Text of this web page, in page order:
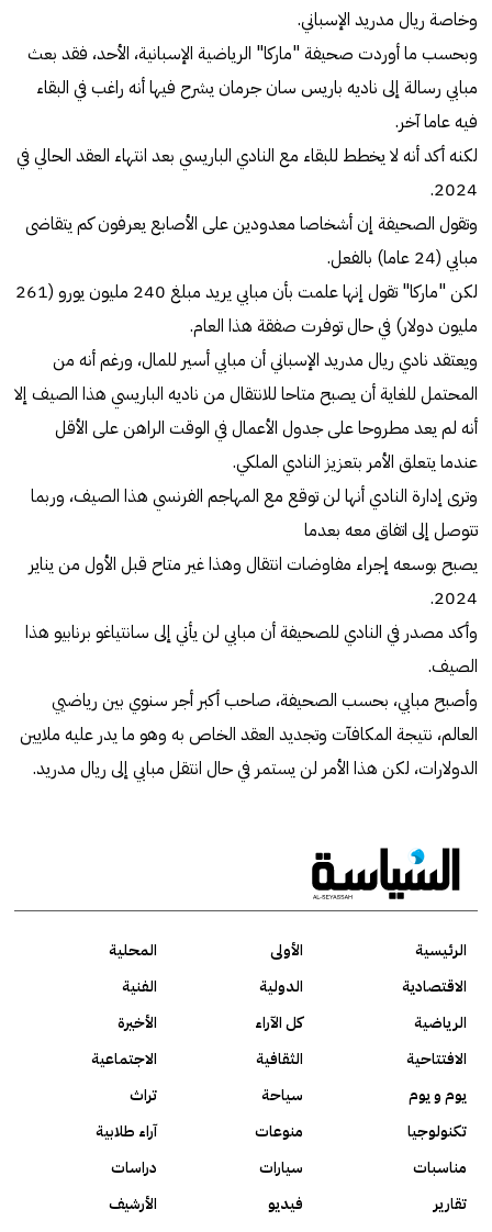
وخاصة ريال مدريد الإسباني.
وبحسب ما أوردت صحيفة "ماركا" الرياضية الإسبانية، الأحد، فقد بعث
مبابي رسالة إلى ناديه باريس سان جرمان يشرح فيها أنه راغب في البقاء
فيه عاما آخر.
لكنه أكد أنه لا يخطط للبقاء مع النادي الباريسي بعد انتهاء العقد الحالي في
2024.
وتقول الصحيفة إن أشخاصا معدودين على الأصابع يعرفون كم يتقاضى
مبابي (24 عاما) بالفعل.
لكن "ماركا" تقول إنها علمت بأن مبابي يريد مبلغ 240 مليون يورو (261
مليون دولار) في حال توفرت صفقة هذا العام.
ويعتقد نادي ريال مدريد الإسباني أن مبابي أسير للمال، ورغم أنه من
المحتمل للغاية أن يصبح متاحا للانتقال من ناديه الباريسي هذا الصيف إلا
أنه لم يعد مطروحا على جدول الأعمال في الوقت الراهن على الأقل
عندما يتعلق الأمر بتعزيز النادي الملكي.
وترى إدارة النادي أنها لن توقع مع المهاجم الفرنسي هذا الصيف، وربما
تتوصل إلى اتفاق معه بعدما
يصبح بوسعه إجراء مفاوضات انتقال وهذا غير متاح قبل الأول من يناير
2024.
وأكد مصدر في النادي للصحيفة أن مبابي لن يأتي إلى سانتياغو برنابيو هذا
الصيف.
وأصبح مبابي، بحسب الصحيفة، صاحب أكبر أجر سنوي بين رياضيي
العالم، نتيجة المكافآت وتجديد العقد الخاص به وهو ما يدر عليه ملايين
الدولارات، لكن هذا الأمر لن يستمر في حال انتقل مبابي إلى ريال مدريد.
الرئيسية الأولى
المحلية
الاقتصادية
الدولية
الفنية
الرياضية
كل الآراء
الأخيرة
الافتتاحية
الثقافية
الاجتماعية
يوم و يوم
سياحة
تراث
تكنولوجيا
منوعات
آراء طلابية
مناسبات
سيارات
دراسات
تقارير
فيديو الأرشيف